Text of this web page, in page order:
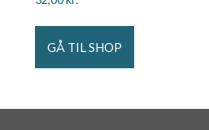
GÅ TIL SHOP